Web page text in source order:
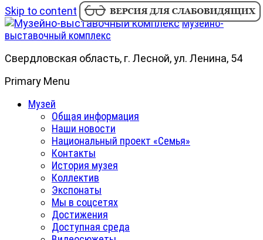
Skip to content
Музейно-
выставочный комплекс
Свердловская область, г. Лесной, ул. Ленина, 54
Primary Menu
Музей
Общая информация
Наши новости
Национальный проект «Семья»
Контакты
История музея
Коллектив
Экспонаты
Мы в соцсетях
Достижения
Доступная среда